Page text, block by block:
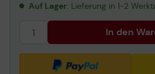
Auf Lager: Lieferung in 1-2
In den